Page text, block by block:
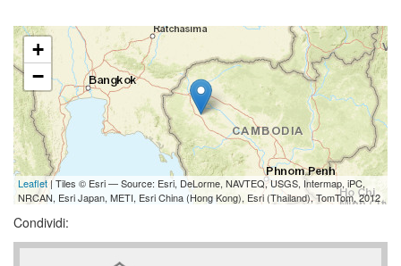
+
−
Leaflet| Tiles © Esri — Source: Esri, DeLorme, NAVTEQ, USGS, Intermap, iPC,
NRCAN, Esri Japan, METI, Esri China (Hong Kong), Esri (Thailand), TomTom, 2012
Condividi: